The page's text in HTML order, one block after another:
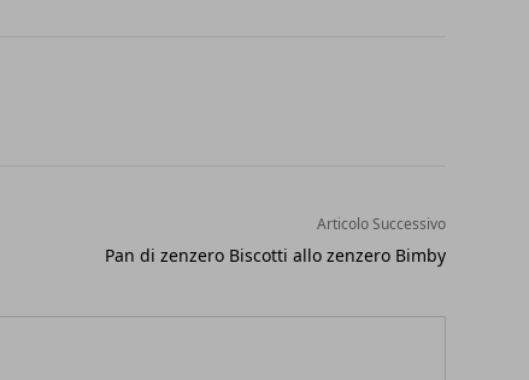
Articolo Successivo
Pan di zenzero Biscotti allo zenzero Bimby